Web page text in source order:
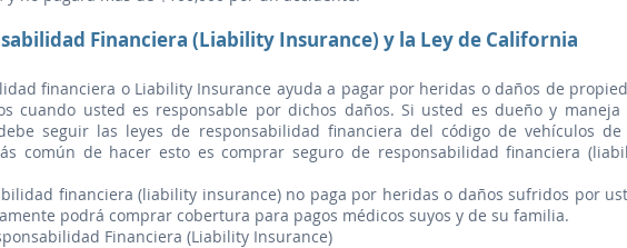
Financiera (Liability Insurance) y la Ley de California
financiera o Liability Insurance ayuda a pagar por heridas o daños de
cuando usted es responsable por dichos daños. Si usted es dueño y maneja
seguir las leyes de responsabilidad financiera del código de vehículos de
común de hacer esto es comprar seguro de responsabilidad financiera
financiera (liability insurance) no paga por heridas o daños sufridos por
podrá comprar cobertura para pagos médicos suyos y de su familia.
Financiera (Liability Insurance)